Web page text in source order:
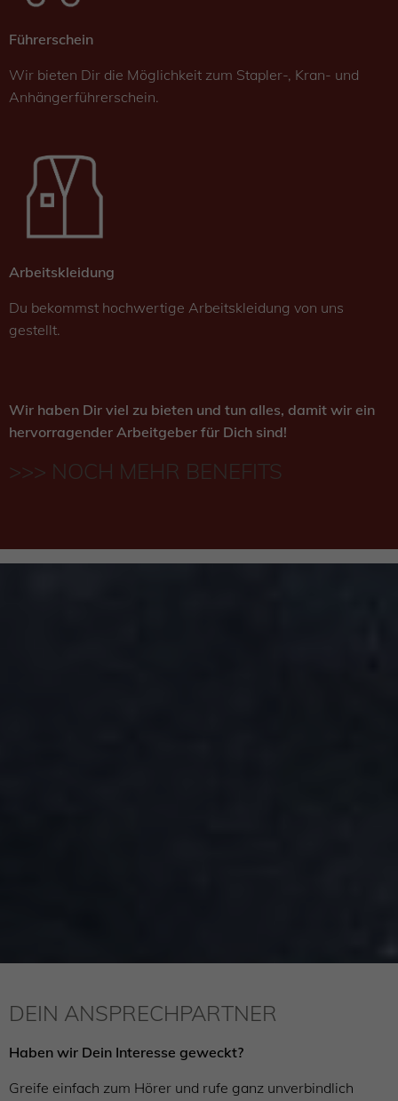
Führerschein
Wir bieten Dir die Möglichkeit zum Stapler-, Kran- und
Anhängerführerschein.
Arbeitskleidung
Du bekommst hochwertige Arbeitskleidung von uns
gestellt.
Wir haben Dir viel zu bieten und tun alles, damit wir ein
hervorragender Arbeitgeber für Dich sind!
>>> NOCH MEHR BENEFITS
DEIN ANSPRECHPARTNER
Haben wir Dein Interesse geweckt?
Greife einfach zum Hörer und rufe ganz unverbindlich